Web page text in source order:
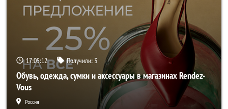
17:05:10 Получили: 3
Обувь, одежда, сумки и аксессуары в магазинах Rendez-
Vous
Россия